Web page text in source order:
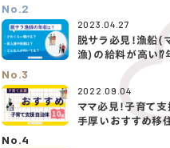
No.2
2023.04.27
脱サラ必見！漁船(
漁)の給料が高い⁉️
No.3
2022.09.04
ママ必見！子育て
手厚いおすすめ移
No.4